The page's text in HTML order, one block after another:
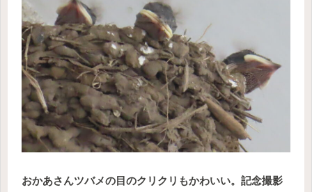
おかあさんツバメの目のクリクリもかわいい。記念撮影